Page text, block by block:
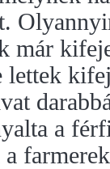
már
lettek
a